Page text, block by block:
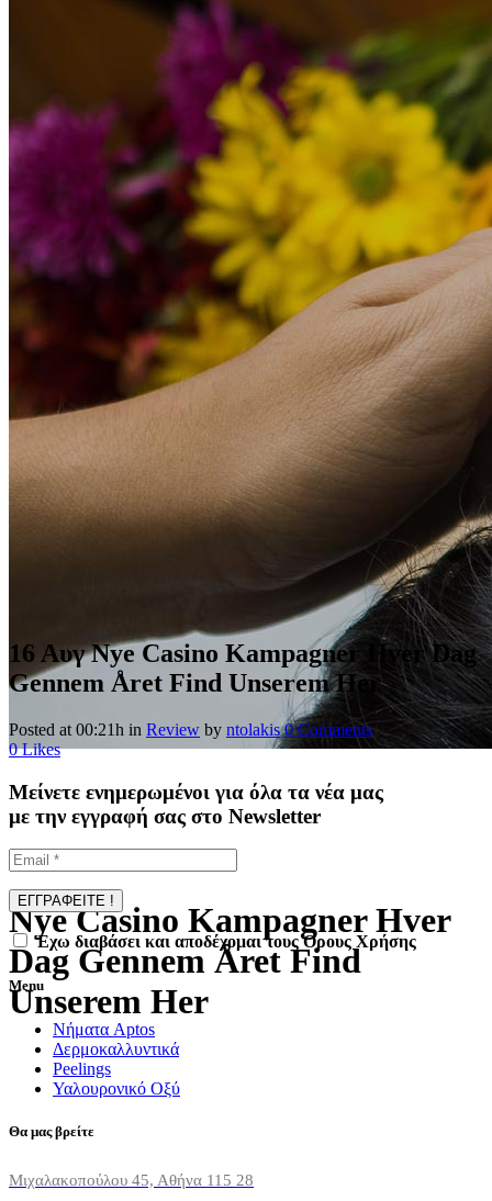
Nye Casino Kampagner Hver
Dag Gennem Året Find
Unserem Her
16 ΑυγNye Casino Kampagner Hver Dag
Gennem Året Find Unserem Her
Posted at 00:21h in Review by ntolakis 0 Comments
0Likes
Μείνετε ενημερωμένοι για όλα τα νέα μας
με την εγγραφή σας στο Newsletter
Έχω διαβάσει και αποδέχομαι τους Όρους Χρήσης
Menu
Νήματα Aptos
Δερμοκαλλυντικά
Peelings
Υαλουρονικό Οξύ
Θα μας βρείτε
Μιχαλακοπούλου 45, Αθήνα 115 28